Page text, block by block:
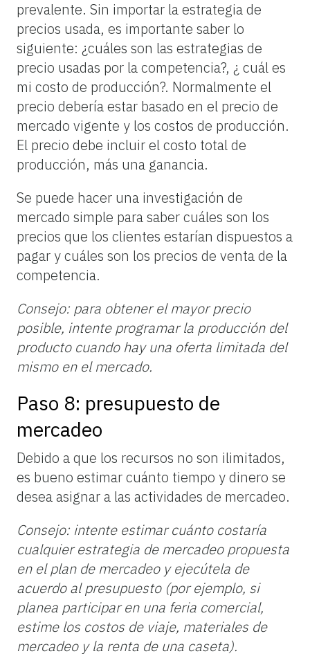
prevalente. Sin importar la estrategia de
precios usada, es importante saber lo
siguiente: ¿cuáles son las estrategias de
precio usadas por la competencia?, ¿ cuáles
mi costo de producción?. Normalmente el
precio debería estar basado en el precio de
mercado vigente y los costos de producción.
El precio debe incluir el costo total de
producción, más una ganancia.
Se puede hacer una investigación de
mercado simple para saber cuáles son los
precios que los clientes estarían dispuestos a
pagar y cuáles son los precios de venta de la
competencia.
Consejo: para obtener el mayor precio
posible, intente programar la producción del
producto cuando hay una oferta limitada del
mismo en el mercado.
Paso 8: presupuesto de
mercadeo
Debido a que los recursos no son ilimitados,
es bueno estimar cuánto tiempo y dinero se
desea asignar a las actividades de mercadeo.
Consejo: intente estimar cuánto costaría
cualquier estrategia de mercadeo propuesta
en el plan de mercadeo y ejecútela de
acuerdo alpresupuesto (por ejemplo, si
planea participar en una feria comercial,
estime los costos de viaje, materiales de
mercadeo y la renta de una caseta).